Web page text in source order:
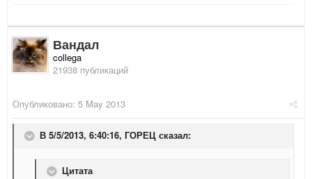
Вандал
collega
21938 публикаций
Опубликовано: 5 May 2013
В 5/5/2013, 6:40:16, ГОРЕЦ сказал:
Цитата